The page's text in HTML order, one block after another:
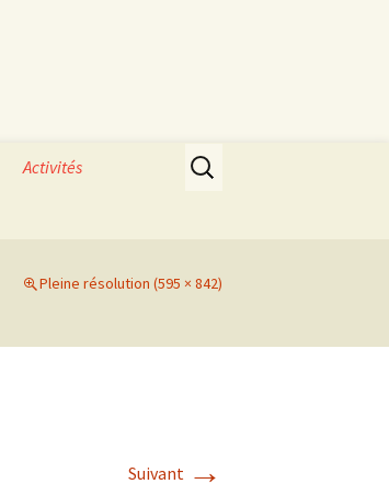
Activités Rechercher :
Pleine résolution (595 × 842)
Suivant →